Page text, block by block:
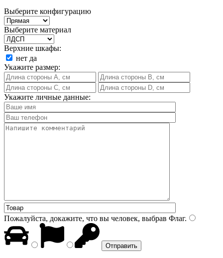
Выберите конфигурацию
Выберите материал
Верхние шкафы:
нет да
Укажите размер:
Укажите личные данные:
Пожалуйста, докажите, что вы человек, выбрав Флаг.